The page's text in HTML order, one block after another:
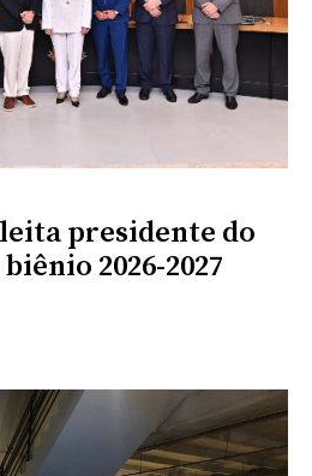
presidente do
2026-2027